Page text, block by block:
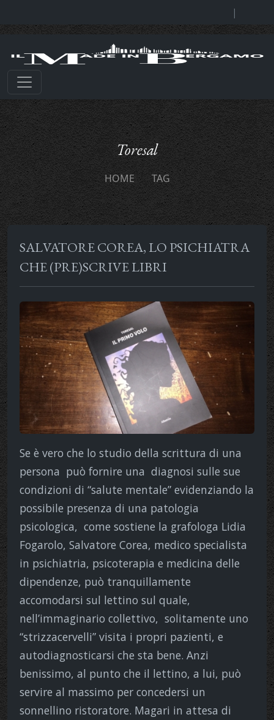
|
Toresal
HOME TAG
SALVATORE COREA, LO PSICHIATRA
CHE (PRE)SCRIVE LIBRI
Se è vero che lo studio della scrittura di una
persona può fornire una diagnosi sulle sue
condizioni di “salute mentale” evidenziando la
possibile presenza di una patologia
psicologica, come sostiene la grafologa Lidia
Fogarolo, Salvatore Corea, medico specialista
in psichiatria, psicoterapia e medicina delle
dipendenze, può tranquillamente
accomodarsi sul lettino sul quale,
nell’immaginario collettivo, solitamente uno
“strizzacervelli” visita i propri pazienti, e
autodiagnosticarsi che sta bene. Anzi
benissimo, al punto che il lettino, a lui, può
servire al massimo per concedersi un
sonnellino ristoratore. Magari in attesa di